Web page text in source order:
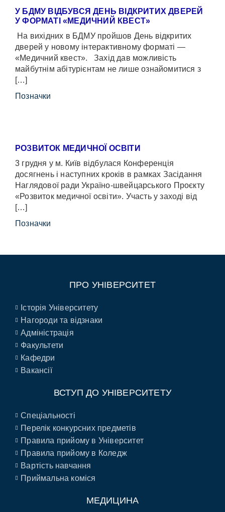
У БДМУ ВІДБУВСЯ ДЕНЬ ВІДКРИТИХ ДВЕРЕЙ
У ФОРМАТІ «МЕДИЧНИЙ КВЕСТ»
На вихідних в БДМУ пройшов День відкритих
дверей у новому інтерактивному форматі —
«Медичний квест». Захід дав можливість
майбутнім абітурієнтам не лише ознайомитися з
[…]
Позначки
РОЗВИТОК МЕДИЧНОЇ ОСВІТИ
3 грудня у м. Київ відбулася Конференція
досягнень і наступних кроків в рамках Засідання
Наглядової ради Україно-швейцарського Проєкту
«Розвиток медичної освіти». Участь у заході від
[…]
Позначки
ПРО УНІВЕРСИТЕТ
Історія Університету
Нагороди та відзнаки
Адміністрація
Факультети
Кафедри
Вакансії
ВСТУП ДО УНІВЕРСИТЕТУ
Спеціальності
Перелік конкурсних предметів
Правила прийому в Університет
Правила прийому в Коледж
Вартість навчання
Приймальна коміся
МЕДИЦИНА